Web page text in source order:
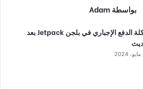
بواسطة Adam
مشكلة الدفع الإجباري في بلجن Jetpack بعد